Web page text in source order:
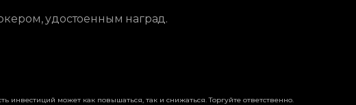
удостоенным наград.
инвестиций может как повышаться, так и снижаться. Торгуйте ответственно.